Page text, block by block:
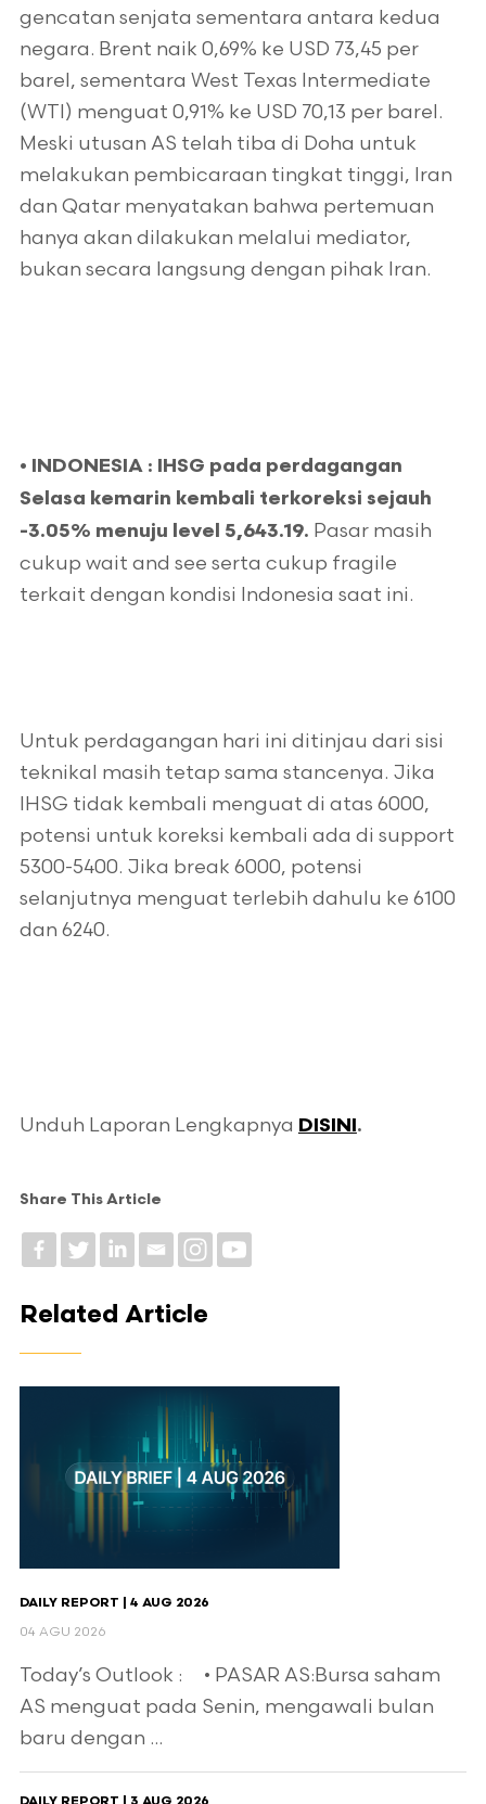
gencatan senjata sementara antara kedua
negara. Brent naik 0,69% ke USD 73,45 per
barel, sementara West Texas Intermediate
(WTI) menguat 0,91% ke USD 70,13 per barel.
Meski utusan AS telah tiba di Doha untuk
melakukan pembicaraan tingkat tinggi, Iran
dan Qatar menyatakan bahwa pertemuan
hanya akan dilakukan melalui mediator,
bukan secara langsung dengan pihak Iran.
• INDONESIA : IHSG pada perdagangan
Selasa kemarin kembali terkoreksi sejauh
-3.05% menuju level 5,643.19. Pasar masih
cukup wait and see serta cukup fragile
terkait dengan kondisi Indonesia saat ini.
Untuk perdagangan hari ini ditinjau dari sisi
teknikal masih tetap sama stancenya. Jika
IHSG tidak kembali menguat di atas 6000,
potensi untuk koreksi kembali ada di support
5300-5400. Jika break 6000, potensi
selanjutnya menguat terlebih dahulu ke 6100
dan 6240.
Unduh Laporan Lengkapnya DISINI.
Share This Article
Related Article
DAILY REPORT | 4 AUG 2026
04 AGU 2026
Today’s Outlook : • PASAR AS:Bursa saham
AS menguat pada Senin, mengawali bulan
baru dengan ...